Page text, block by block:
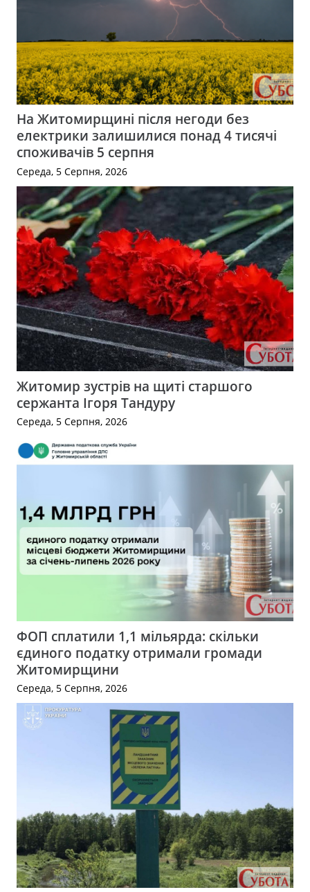
На Житомирщині після негоди без
електрики залишилися понад 4 тисячі
споживачів 5 серпня
Середа, 5 Серпня, 2026
Житомир зустрів на щиті старшого
сержанта Ігоря Тандуру
Середа, 5 Серпня, 2026
ФОП сплатили 1,1 мільярда: скільки
єдиного податку отримали громади
Житомирщини
Середа, 5 Серпня, 2026